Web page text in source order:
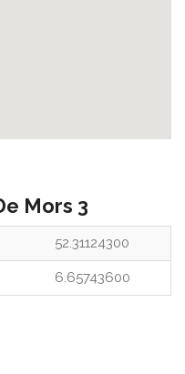
Mors 3
52.31124300
6.65743600